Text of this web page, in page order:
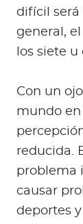
difícil será
general,
los siete
Con un
mundo en
reducida.
problema
causar
deportes